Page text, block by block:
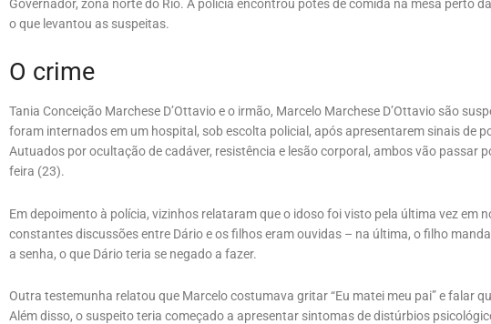
Governador, zona norte do Rio. A polícia encontrou potes de comida na mesa perto
o que levantou as suspeitas.
O crime
Tania Conceição Marchese D’Ottavio e o irmão, Marcelo Marchese D’Ottavio são
foram internados em um hospital, sob escolta policial, após apresentarem sinais de
Autuados por ocultação de cadáver, resistência e lesão corporal, ambos vão passar
feira (23).
Em depoimento à polícia, vizinhos relataram que o idoso foi visto pela última vez em
constantes discussões entre Dário e os filhos eram ouvidas – na última, o filho
a senha, o que Dário teria se negado a fazer.
Outra testemunha relatou que Marcelo costumava gritar “Eu matei meu pai” e falar
Além disso, o suspeito teria começado a apresentar sintomas de distúrbios